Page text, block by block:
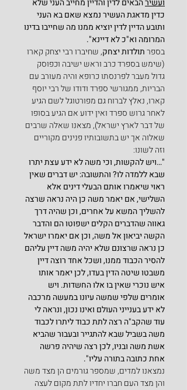
ועשיר הבאים לדין והדיין מחייב העני שלא
כדין מדאגת העשיר נמצא שאם בא העני
ותובע הדיין לדין יוציא ממנו מה שחייבו בדינו
המרומה וא"כ לא דיינא".
בספר תולדות יצחק, שחיברו רבי יצחק קארו
(שימש בספרד כרב וראש ישיבה וכפוסק
גדול מעבר לפרנסתו כרופא והיה מעורב עם
הבריות, ממגורשי ספרד ודודו של רבי יוסף
קארו, נאלץ לברוח גם מפורטוגל לשם הגיע
לאחר גרוש ספרד ואין ידוע אם הגיע בסופו
של דבר לארץ ישראל), מצאנו שאלה שרבים
שאלוה אך יש בתשובותיו פנינים מקוריים
וזה לשונו:
"…ויש להקשות, וכי משה לא ידע עצת יתרו
שבא ללמדה לו? והתשובה: יש דברים שאין
ראוי שיאמרו אותם הבעלי דינים אלא
השלישי, אם יאמר משה כן היה נראה שרצה
להשליך המשא על אחרים, וכן שהיה דרך
גאווה שהדברים הקלים ישפוטו הם והדבר
הקשה יביאון אל משה, וכן אם יאמרו ישראל
כן נראה שרצונם שלא יהיה משה דיין עליהם
להסיר הכבוד ממנו, ושכל אחד רוצה דיין
משבטו שיטה הדין בעדו, לכן יאמר אותו
איש נוכרי שאין בו אלו החשדות. ויש
אומרים שלפי שמשה עיונו במעשה מרכבה
לא ידע בענייני העולם ואינו נכון, ונראה לי
עוד שהקב"ה רצה לתת כבוד ליתרו לכבוד
משה בשביל שבא להתגייר ובעבור שהביא
אשת משה ובניו, לכן רצה שיהיה פרשה
אחת כתובה בתורה עליו".
נמצאנו למדים, שמספר גורמים הן מצד משה
והן מצד העם חברו יחדיו לתת מקום לעצה